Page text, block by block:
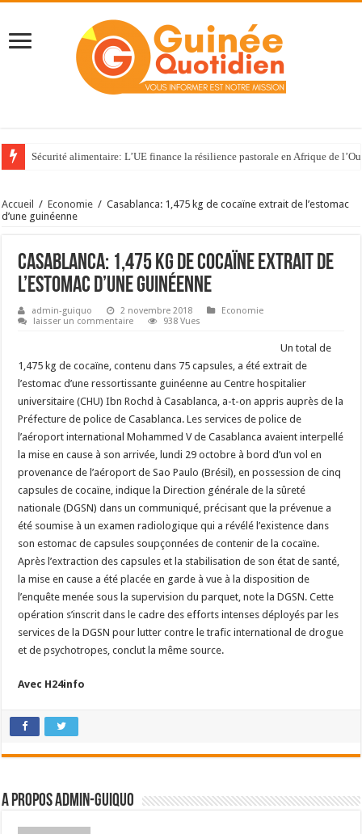
Sécurité alimentaire: L’UE finance la résilience pastorale en Afrique de
Accueil / Economie / Casablanca: 1,475 kg de cocaïne extrait de l’estomac
d’une guinéenne
Casablanca: 1,475 kg de cocaïne extrait de
l’estomac d’une guinéenne
admin-guiquo 2 novembre 2018
Economie
laisser un commentaire
938 Vues
Un total de
1,475 kg de cocaïne, contenu dans 75 capsules, a été extrait de
l’estomac d’une ressortissante guinéenne au Centre hospitalier
universitaire (CHU) Ibn Rochd à Casablanca, a-t-on appris auprès de la
Préfecture de police de Casablanca. Les services de police de
l’aéroport international Mohammed V de Casablanca avaient interpellé
la mise en cause à son arrivée, lundi 29 octobre à bord d’un vol en
provenance de l’aéroport de Sao Paulo (Brésil), en possession de cinq
capsules de cocaïne, indique la Direction générale de la sûreté
nationale (DGSN) dans un communiqué, précisant que la prévenue a
été soumise à un examen radiologique qui a révélé l’existence dans
son estomac de capsules soupçonnées de contenir de la cocaïne.
Après l’extraction des capsules et la stabilisation de son état de santé,
la mise en cause a été placée en garde à vue à la disposition de
l’enquête menée sous la supervision du parquet, note la DGSN. Cette
opération s’inscrit dans le cadre des efforts intenses déployés par les
services de la DGSN pour lutter contre le trafic international de drogue
et de psychotropes, conclut la même source.
Avec H24info
A propos admin-guiquo